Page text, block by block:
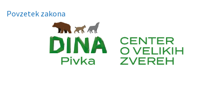
Povzetek zakona